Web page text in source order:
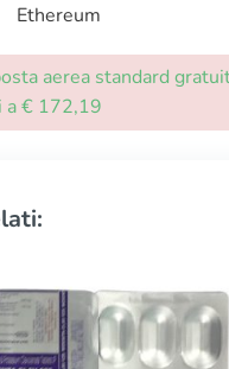
Ethereum
aerea standard
a € 172,19